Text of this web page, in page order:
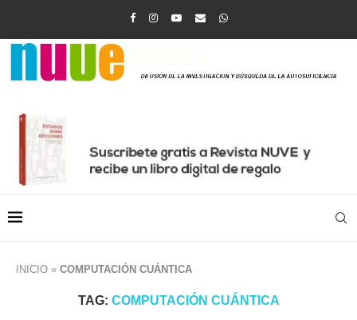
INICIO » COMPUTACIÓN CUÁNTICA
TAG: COMPUTACIÓN CUÁNTICA